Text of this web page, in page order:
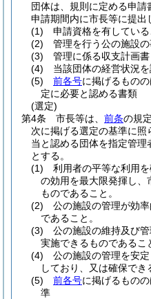
団体は、規則に定める申請
申請期間内に市長等に提出
(1)
申請資格を有してい
(2)
管理を行う公の施設
(3)
管理に係る収支計画書
(4)
当該団体の経営状況
(5)
前各号に掲げるもの
定に必要と認める書類
(選定)
第4条
市長等は、 前条の規
次に掲げる選定の基準に
当と認める団体を指定管
とする。
(1)
利用者の平等な利用
の効用を最大限発揮し、
ものであること。
(2)
公の施設の管理が効
であること。
(3)
公の施設の維持及び
実施できるものであるこ
(4)
公の施設の管理を安
しており、又は確保でき
(5)
前各号に掲げるもの
準